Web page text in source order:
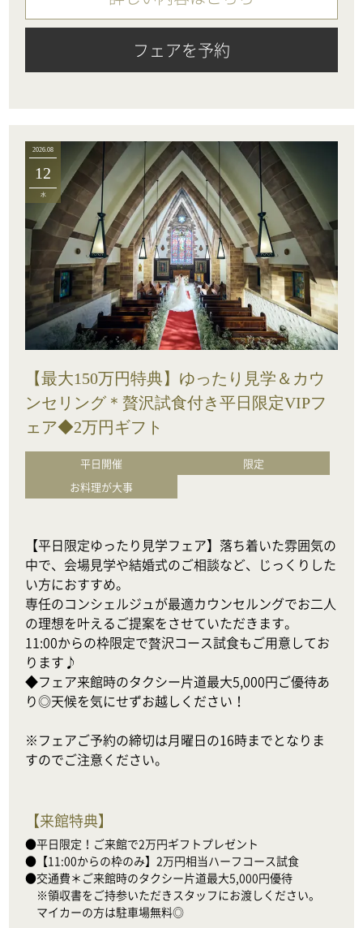
フェアを予約
2026.08
12
水
【最大150万円特典】ゆったり見学＆カウ
ンセリング＊贅沢試食付き平日限定VIPフ
ェア◆2万円ギフト
平日開催
限定
お料理が大事
【平日限定ゆったり見学フェア】落ち着いた雰囲気の
中で、会場見学や結婚式のご相談など、じっくりした
い方におすすめ。
専任のコンシェルジュが最適カウンセルングでお二人
の理想を叶えるご提案をさせていただきます。
11:00からの枠限定で贅沢コース試食もご用意してお
ります♪
◆フェア来館時のタクシー片道最大5,000円ご優待あ
り◎天候を気にせずお越しください！
※フェアご予約の締切は月曜日の16時までとなりま
すのでご注意ください。
【来館特典】
●平日限定！ご来館で2万円ギフトプレゼント
●【11:00からの枠のみ】2万円相当ハーフコース試食
●交通費＊ご来館時のタクシー片道最大5,000円優待
※領収書をご持参いただきスタッフにお渡しください。
マイカーの方は駐車場無料◎